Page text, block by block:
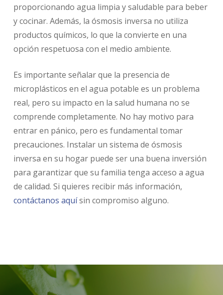
proporcionando agua limpia y saludable para beber
y cocinar. Además, la ósmosis inversa no utiliza
productos químicos, lo que la convierte en una
opción respetuosa con el medio ambiente.
Es importante señalar que la presencia de
microplásticos en el agua potable es un problema
real, pero su impacto en la salud humana no se
comprende completamente. No hay motivo para
entrar en pánico, pero es fundamental tomar
precauciones. Instalar un sistema de ósmosis
inversa en su hogar puede ser una buena inversión
para garantizar que su familia tenga acceso a agua
de calidad. Si quieres recibir más información,
contáctanos aquísin compromiso alguno.